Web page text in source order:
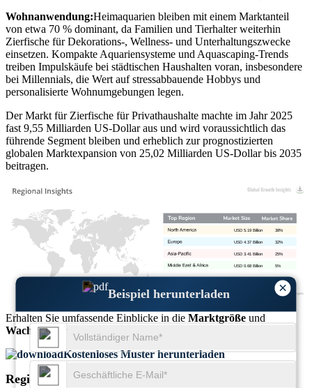
×
Beispiel herunterladen
Wohnanwendung:Heimaquarien bleiben mit einem Marktanteil
von etwa 70 % dominant, da Familien und Tierhalter weiterhin
Zierfische für Dekorations-, Wellness- und Unterhaltungszwecke
einsetzen. Kompakte Aquariensysteme und Aquascaping-Trends
treiben Impulskäufe bei städtischen Haushalten voran, insbesondere
bei Millennials, die Wert auf stressabbauende Hobbys und
personalisierte Wohnumgebungen legen.
Der Markt für Zierfische für Privathaushalte machte im Jahr 2025
fast 9,55 Milliarden US-Dollar aus und wird voraussichtlich das
führende Segment bleiben und erheblich zur prognostizierten
globalen Marktexpansion von 25,02 Milliarden US-Dollar bis 2035
beitragen.
5%
USD 0.68 Billion
25%
USD 3.41 Billion
32%
USD 4.37 Billion
38%
USD 5.19 Billion
Erhalten Sie umfassende Einblicke in die Marktgröße und
Wachstumstrends
Kostenloses Muster herunterladen
Regionaler Ausblick auf den Zierfischmarkt